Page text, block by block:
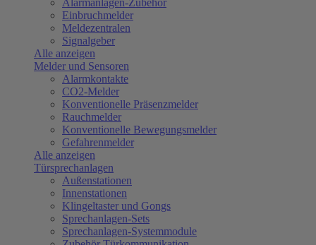
Alarmanlagen-Zubehör
Einbruchmelder
Meldezentralen
Signalgeber
Alle anzeigen
Melder und Sensoren
Alarmkontakte
CO2-Melder
Konventionelle Präsenzmelder
Rauchmelder
Konventionelle Bewegungsmelder
Gefahrenmelder
Alle anzeigen
Türsprechanlagen
Außenstationen
Innenstationen
Klingeltaster und Gongs
Sprechanlagen-Sets
Sprechanlagen-Systemmodule